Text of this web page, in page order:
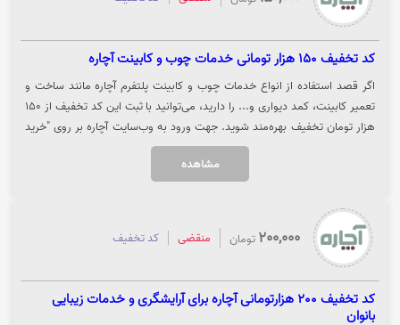
کد تخفیف 150 هزار تومانی خدمات چوب و کابینت آچاره
اگر قصد استفاده از انواع خدمات چوب و کابینت پلتفرم آچاره مانند ساخت و
تعمیر کابینت، کمد دیواری و... را دارید، می‌توانید با ثبت این کد تخفیف از 150
هزار تومان تخفیف بهره‌مند شوید. جهت ورود به وب‌سایت آچاره بر روی "خرید
مشاهده
200,000 تومان منقضی کد تخفیف
کد تخفیف 200 هزارتومانی آچاره برای آرایشگری و خدمات زیبایی
بانوان